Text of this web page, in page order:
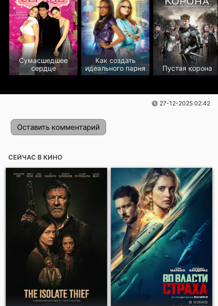
Сумасшедшее
сердце
Как создать
идеального парня
Пустая корона
27-12-2025 02:42
Оставить комментарий
Отправить!
СЕЙЧАС В КИНО